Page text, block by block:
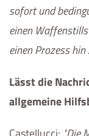
sofort und
einen
einen Prozess
Lässt die
allgemeine